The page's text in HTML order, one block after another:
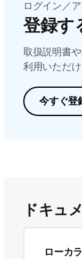
ログイン／
登録す
取扱説明書
利用いただ
今すぐ登
ドキュ
ローカ